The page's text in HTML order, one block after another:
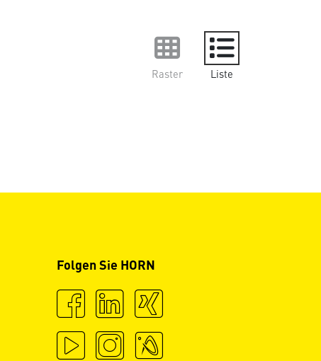
Raster
Liste
Folgen Sie HORN